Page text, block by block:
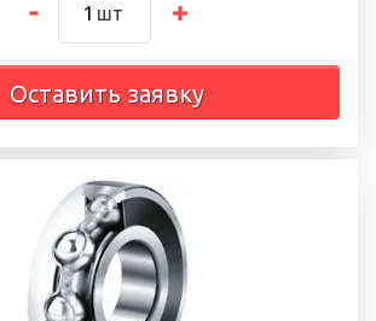
шт
Оставить заявку